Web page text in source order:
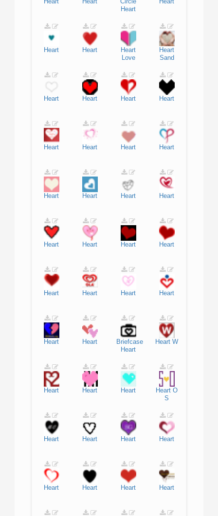
Heart
Heart Heart
Heart
Love
Heart
Sand
Heart Heart Heart Heart
Heart Heart Heart Heart
Heart Heart Heart Heart
Heart Heart Heart Heart
Heart Heart Heart Heart
Heart Heart
Briefcase
Heart
Heart W
Heart Heart Heart Heart O
S
Heart Heart Heart Heart
Heart Heart Heart Heart